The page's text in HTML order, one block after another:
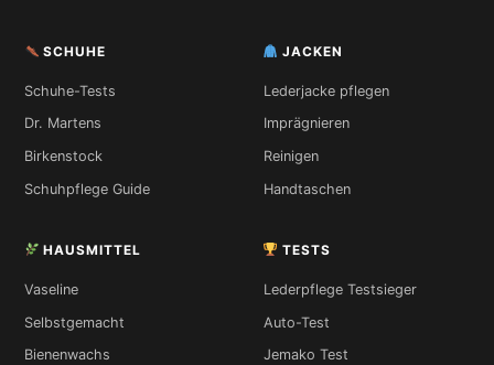
SCHUHE
Schuhe-Tests
Dr. Martens
Birkenstock
Schuhpflege Guide
JACKEN
Lederjacke pflegen
Imprägnieren
Reinigen
Handtaschen
HAUSMITTEL
Vaseline
Selbstgemacht
Bienenwachs
TESTS
Lederpflege Testsieger
Auto-Test
Jemako Test